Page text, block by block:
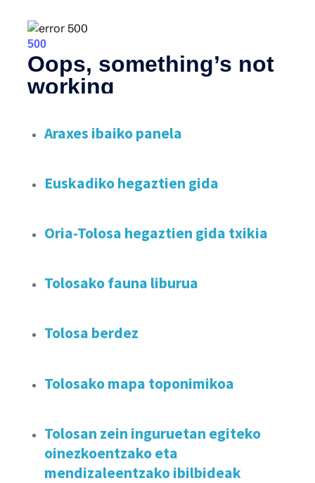
Araxes ibaiko panela
Euskadiko hegaztien gida
Oria-Tolosa hegaztien gida txikia
Tolosako fauna liburua
Tolosa berdez
Tolosako mapa toponimikoa
Tolosan zein inguruetan egiteko
oinezkoentzako eta
mendizaleentzako ibilbideak